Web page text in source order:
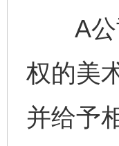
A公司
权的美
并给予